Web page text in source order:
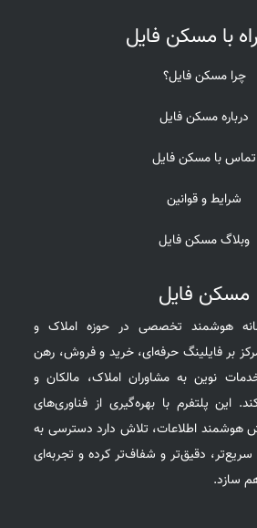
با مسکن فایل
چرا مسکن فایل؟
درباره مسکن فایل
تماس با مسکن فایل
شرایط و قوانین
وبلاگ مسکن فایل
مسکن فایل
هوشمند تخصصی در حوزه املاک و
بر فایلینگ حرفه‌ای، خرید و فروش، رهن
نوین به مشاوران املاک، مالکان و
این پلتفرم با بهره‌گیری از فناوری‌های
اطلاعات، تلاش دارد دسترسی به
سریع‌تر، دقیق‌تر و شفاف‌تر کرده و تجربه‌ای
سازد.